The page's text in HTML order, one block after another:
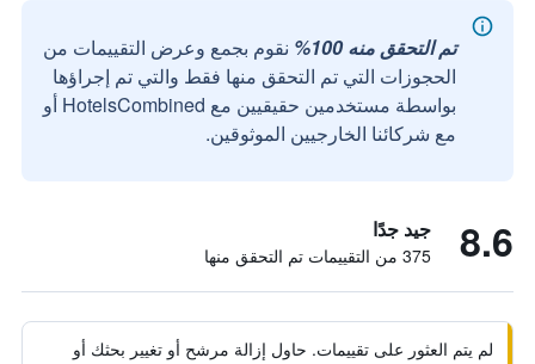
تم التحقق منه 100%
نقوم بجمع وعرض التقييمات من
الحجوزات التي تم التحقق منها فقط والتي تم إجراؤها
بواسطة مستخدمين حقيقيين مع HotelsCombined أو
مع شركائنا الخارجيين الموثوقين.
8.6 جيد جدًا
375 من التقييمات تم التحقق منها
لم يتم العثور على تقييمات. حاول إزالة مرشح أو تغيير بحثك أو